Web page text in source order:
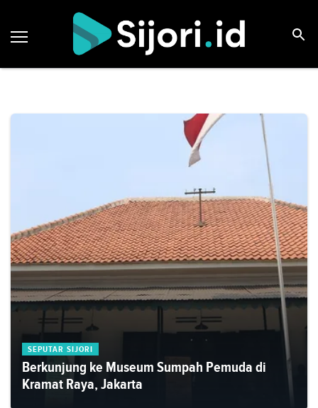
SEPUTAR SIJORI
Berkunjung ke Museum Sumpah Pemuda di
Kramat Raya, Jakarta